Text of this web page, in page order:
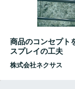
商品のコンセプト
スプレイの工夫
株式会社ネクサス